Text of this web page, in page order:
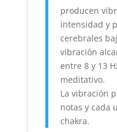
producen
intensidad y
cerebrales
vibración
entre 8 y 13
meditativo.
La vibración
notas y cada
chakra.